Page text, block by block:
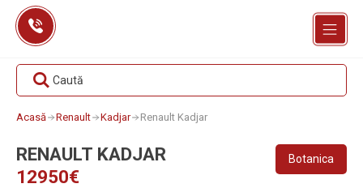
Skip
content
Caută
Acasă Renault Kadjar Renault Kadjar
RENAULT KADJAR
12950€
Botanica